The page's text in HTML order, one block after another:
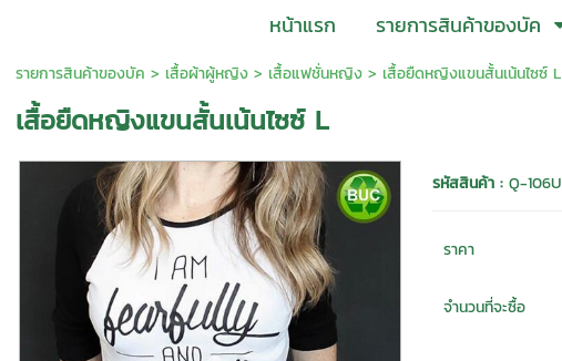
หน้าแรก รายการสินค้าของบัค
รายการสินค้าของบัค > เสื้อผ้าผู้หญิง> เสื้อแฟชั่นหญิง> เสื้อยืดหญิงแขนสั้นเน้นไซซ์ L
เสื้อยืดหญิงแขนสั้นเน้นไซซ์ L
รหัสสินค้า : Q-106U
ราคา
จำนวนที่จะซื้อ